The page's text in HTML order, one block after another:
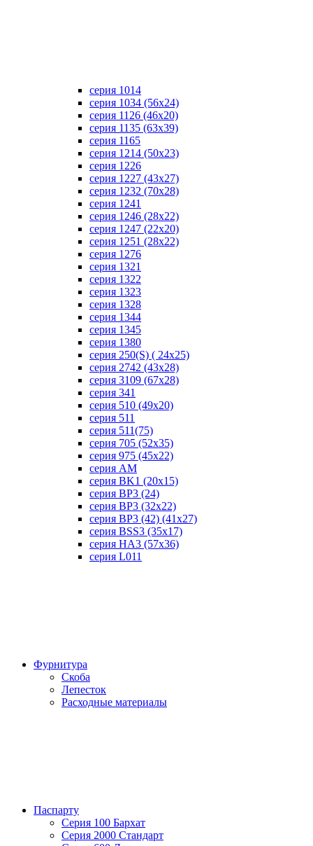
серия 1014
серия 1034 (56х24)
серия 1126 (46х20)
серия 1135 (63х39)
серия 1165
серия 1214 (50х23)
серия 1226
серия 1227 (43х27)
серия 1232 (70х28)
серия 1241
серия 1246 (28х22)
серия 1247 (22х20)
серия 1251 (28х22)
серия 1276
серия 1321
серия 1322
серия 1323
серия 1328
серия 1344
серия 1345
серия 1380
серия 250(S) ( 24х25)
серия 2742 (43х28)
серия 3109 (67х28)
серия 341
серия 510 (49х20)
серия 511
серия 511(75)
серия 705 (52х35)
серия 975 (45х22)
серия AM
серия BK1 (20х15)
серия BP3 (24)
серия BP3 (32х22)
серия BP3 (42) (41х27)
серия BSS3 (35х17)
серия HA3 (57х36)
серия L011
Фурнитура
Скоба
Лепесток
Расходные материалы
Паспарту
Серия 100 Бархат
Серия 2000 Стандарт